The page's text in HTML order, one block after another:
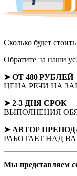
Сколько будет
Обратите на наши
➤ ОТ 480 РУБЛЕЙ
ЦЕНА РЕЧИ НА
➤ 2-3 ДНЯ СРОК
ВЫПОЛНЕНИЯ
➤ АВТОР
РАБОТАЕТ НАД
Мы представляем